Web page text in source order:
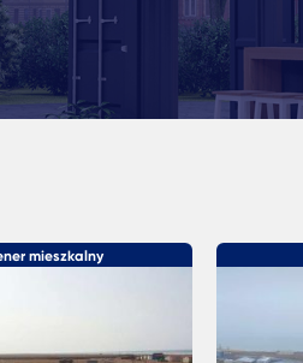
mieszkalny